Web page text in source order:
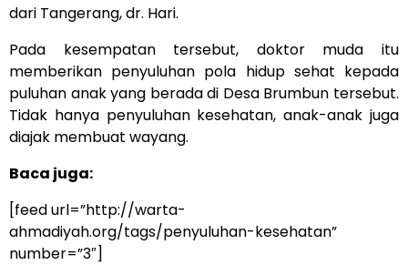
dari Tangerang, dr. Hari.
Pada kesempatan tersebut, doktor muda itu
memberikan penyuluhan pola hidup sehat kepada
puluhan anak yang berada di Desa Brumbun tersebut.
Tidak hanya penyuluhan kesehatan, anak-anak juga
diajak membuat wayang.
Baca juga:
[feed url=”http://warta-
ahmadiyah.org/tags/penyuluhan-kesehatan”
number=”3″]